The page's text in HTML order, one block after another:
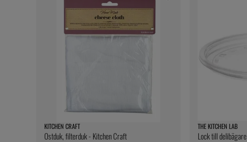
KITCHEN CRAFT
Ostduk, filterduk - Kitchen Craft
THE KITCHEN LAB
Lock till delibägare